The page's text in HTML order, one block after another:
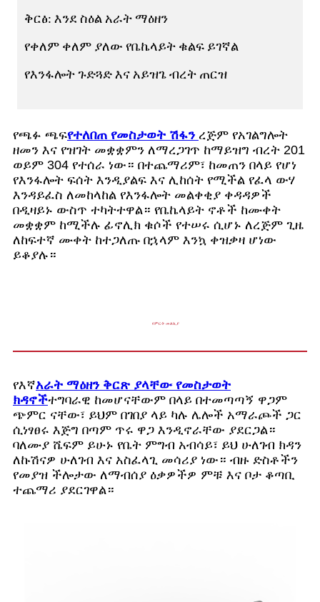
ቅርፅ: እንደ ስዕል አራት ማዕዘን
የቀለም ቀለም ያለው የቤኬላይት ቁልፍ ይገኛል
የእንፋሎት ጉድጓድ እና አይዝጌ ብረት ጠርዝ
የጫፉ ጫፍየተለበጠ የመስታወት ሽፋን ረጅም የአገልግሎት
ዘመን እና የዝገት መቋቋምን ለማረጋገጥ ከማይዝግ ብረት 201
ወይም 304 የተሰራ ነው። በተጨማሪም፣ ከመጠን በላይ የሆነ
የእንፋሎት ፍሰት እንዲያልፍ እና ሊከሰት የሚችል የፈላ ውሃ
እንዳይፈስ ለመከላከል የእንፋሎት መልቀቂያ ቀዳዳዎች
በዲዛይኑ ውስጥ ተካትተዋል። የቤኬላይት ኖቶች ከሙቀት
መቋቋም ከሚችሉ ፊኖሊክ ቁሶች የተሠሩ ሲሆኑ ለረጅም ጊዜ
ለከፍተኛ ሙቀት ከተጋለጡ በኋላም እንኳ ቀዝቃዛ ሆነው
ይቆያሉ።
የምርት መለኪያ
የእኛአራት ማዕዘን ቅርጽ ያላቸው የመስታወት
ክዳኖችተግባራዊ ከመሆናቸውም በላይ በተመጣጣኝ ዋጋም
ጭምር ናቸው፣ ይህም በገበያ ላይ ካሉ ሌሎች አማራጮች ጋር
ሲነፃፀሩ እጅግ በጣም ጥሩ ዋጋ እንዲኖራቸው ያደርጋል።
ባለሙያ ሼፍም ይሁኑ የቤት ምግብ አብሳይ፣ ይህ ሁለገብ ክዳን
ለኩሽናዎ ሁለገብ እና አስፈላጊ መሳሪያ ነው። ብዙ ድስቶችን
የመያዝ ችሎታው ለማብሰያ ዕቃዎችዎ ምቹ እና ቦታ ቆጣቢ
ተጨማሪ ያደርገዋል።